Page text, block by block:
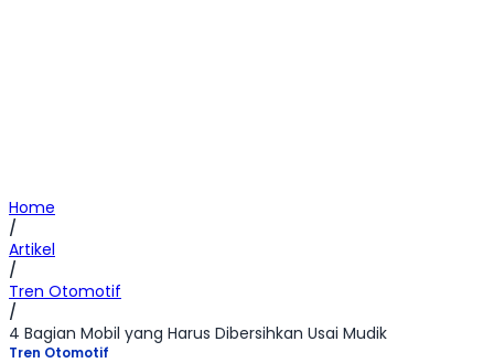
Home
/
Artikel
/
Tren Otomotif
/
4 Bagian Mobil yang Harus Dibersihkan Usai Mudik
Tren Otomotif